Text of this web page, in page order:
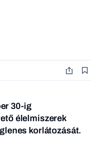
30-ig
élelmiszerek
korlátozását.